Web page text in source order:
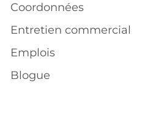
Coordonnées
Entretien commercial
Emplois
Blogue